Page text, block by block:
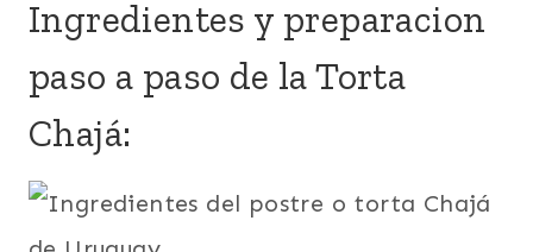
Ingredientes y preparacion
paso a paso de la Torta
Chajá: